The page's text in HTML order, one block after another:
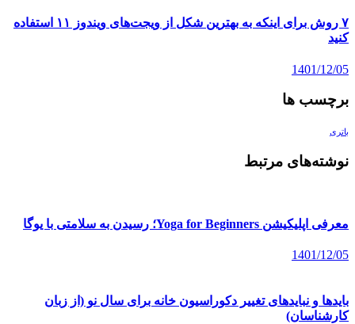
۷ روش برای اینکه به بهترین شکل از ویجت‌های ویندوز ۱۱ استفاده
کنید
1401/12/05
برچسب ها
باتری
نوشته‌های مرتبط
معرفی اپلیکیشن Yoga for Beginners؛ رسیدن به سلامتی با یوگا
1401/12/05
بایدها و نبایدهای تغییر دکوراسیون خانه برای سال نو (از زبان
کارشناسان)